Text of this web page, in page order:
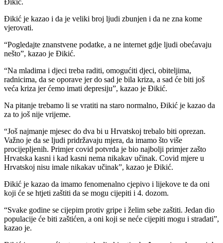
Đikić.
Đikić je kazao i da je veliki broj ljudi zbunjen i da ne zna kome
vjerovati.
“Pogledajte znanstvene podatke, a ne internet gdje ljudi obećavaju
nešto”, kazao je Đikić.
“Na mladima i djeci treba raditi, omogućiti djeci, obiteljima,
radnicima, da se oporave jer do sad je bila kriza, a sad će biti još
veća kriza jer ćemo imati depresiju”, kazao je Đikić.
Na pitanje trebamo li se vratiti na staro normalno, Đikić je kazao da
za to još nije vrijeme.
“Još najmanje mjesec do dva bi u Hrvatskoj trebalo biti oprezan.
Važno je da se ljudi pridržavaju mjera, da imamo što više
procijepljenih. Primjer covid potvrda je bio najbolji primjer zašto
Hrvatska kasni i kad kasni nema nikakav učinak. Covid mjere u
Hrvatskoj nisu imale nikakav učinak”, kazao je Đikić.
Đikić je kazao da imamo fenomenalno cjepivo i lijekove te da oni
koji će se htjeti zaštiti da se mogu cijepiti i 4. dozom.
“Svake godine se cijepim protiv gripe i želim sebe zaštiti. Jedan dio
populacije će biti zaštićen, a oni koji se neće cijepiti mogu i stradati”,
kazao je.